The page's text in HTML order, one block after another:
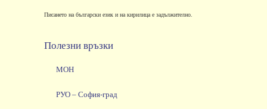
Писането на български език и на кирилица е задължително.
Полезни връзки
МОН
РУО – София-град